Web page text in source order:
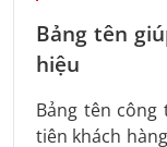
Bảng tên
hiệu
Bảng tên
tiên khách